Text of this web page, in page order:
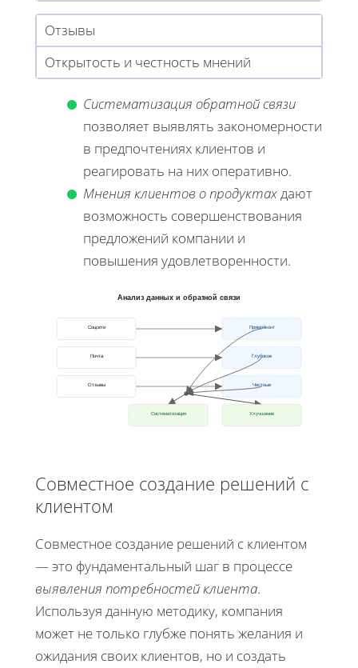
Отзывы
Открытость и честность мнений
Систематизация обратной связи
позволяет выявлять закономерности
в предпочтениях клиентов и
реагировать на них оперативно.
Мнения клиентов о продуктахдают
возможность совершенствования
предложений компании и
повышения удовлетворенности.
Анализ данных и обратной связи
Соцсети
Почта
Отзывы
Прямойконт
Глубокое
Честные
Систематизация Улучшение
Совместное создание решений с
клиентом
Совместное создание решений с клиентом
— это фундаментальный шаг в процессе
выявления потребностей клиента.
Используя данную методику, компания
может не только глубже понять желания и
ожидания своих клиентов, но и создать